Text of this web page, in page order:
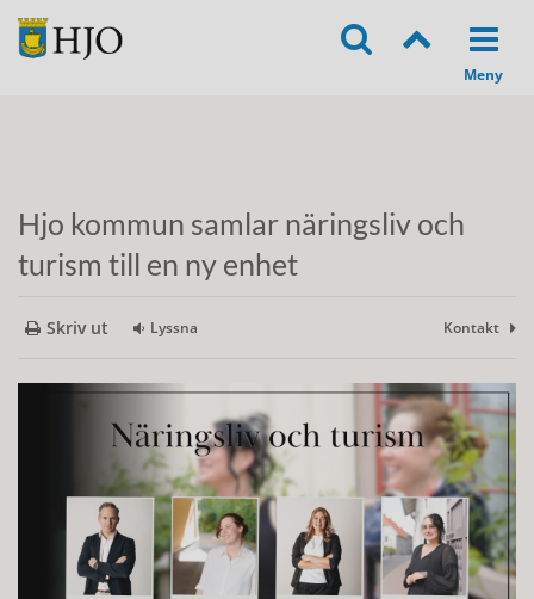
Hjo kommun samlar näringsliv och
turism till en ny enhet
Skriv ut Lyssna Kontakt